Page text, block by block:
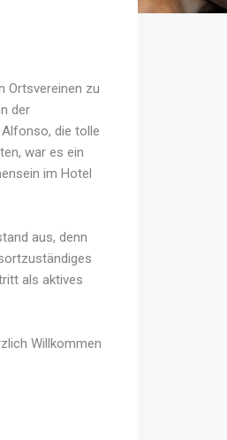
Ortsvereinen zu
der
die tolle
war es ein
im Hotel
aus, denn
als aktives
Willkommen